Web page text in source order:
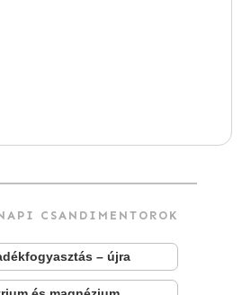
CSANDIMENTOROK
– újra